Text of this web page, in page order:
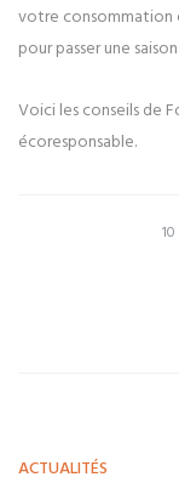
votre consommation
pour passer une
Voici les conseils de
écoresponsable.
ACTUALITÉS